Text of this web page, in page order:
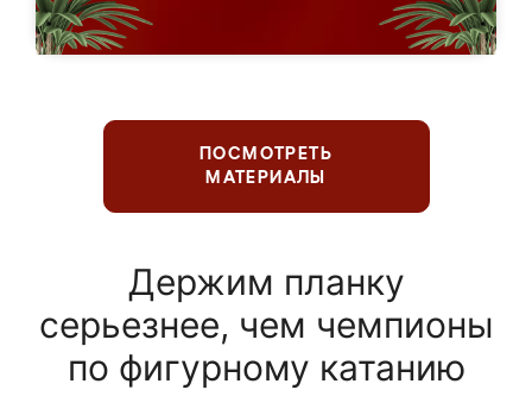
ПОСМОТРЕТЬ
МАТЕРИАЛЫ
Держим планку
серьезнее, чем чемпионы
по фигурному катанию